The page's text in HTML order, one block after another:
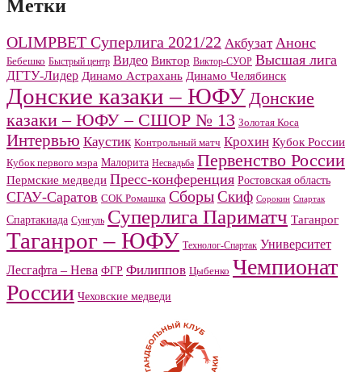
Метки
OLIMPBET Суперлига 2021/22 Акбузат Анонс
Бебешко Быстрый центр Видео Виктор Виктор-СУОР Высшая лига
ДГТУ-Лидер Динамо Астрахань Динамо Челябинск
Донские казаки – ЮФУДонские
казаки – ЮФУ – СШОР № 13 Золотая Коса
Интервью Каустик Контрольный матч Крохин Кубок России
Кубок первого мэра Малорита Несвадьба Первенство России
Пермские медведи Пресс-конференция Ростовская область
СГАУ-Саратов СОК Ромашка СборыСкиф Сорокин Спартак
Спартакиада Сунгуль Суперлига Париматч Таганрог
Таганрог – ЮФУ Технолог-Спартак Университет
Лесгафта – Нева ФГР Филиппов Цыбенко Чемпионат
России Чеховские медведи